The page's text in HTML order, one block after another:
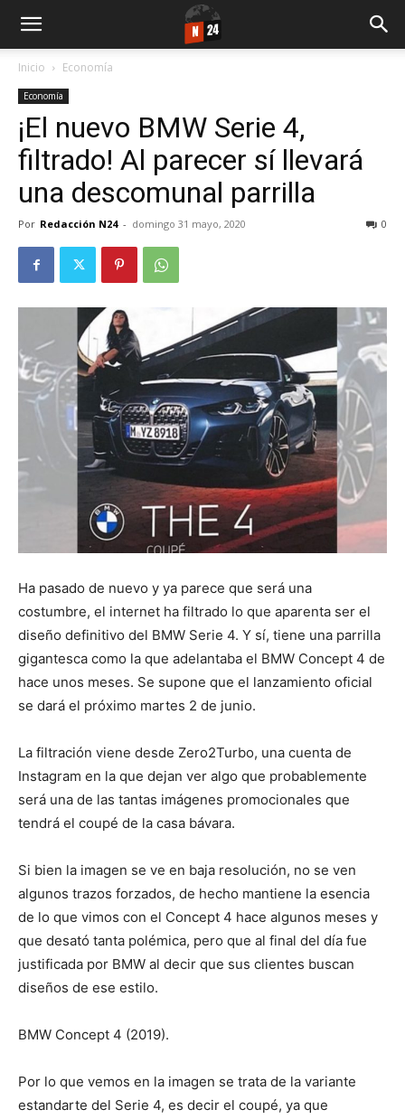
Inicio Economía
Economía
¡El nuevo BMW Serie 4,
filtrado! Al parecer sí llevará
una descomunal parrilla
Por Redacción N24 - domingo 31 mayo, 2020 0
Ha pasado de nuevo y ya parece que será una
costumbre, el internet ha filtrado lo que aparenta ser el
diseño definitivo del BMW Serie 4. Y sí, tiene una parrilla
gigantesca como la que adelantaba el BMW Concept 4 de
hace unos meses. Se supone que el lanzamiento oficial
se dará el próximo martes 2 de junio.
La filtración viene desde Zero2Turbo, una cuenta de
Instagram en la que dejan ver algo que probablemente
será una de las tantas imágenes promocionales que
tendrá el coupé de la casa bávara.
Si bien la imagen se ve en baja resolución, no se ven
algunos trazos forzados, de hecho mantiene la esencia
de lo que vimos con el Concept 4 hace algunos meses y
que desató tanta polémica, pero que al final del día fue
justificada por BMW al decir que sus clientes buscan
diseños de ese estilo.
BMW Concept 4 (2019).
Por lo que vemos en la imagen se trata de la variante
estandarte del Serie 4, es decir el coupé, ya que